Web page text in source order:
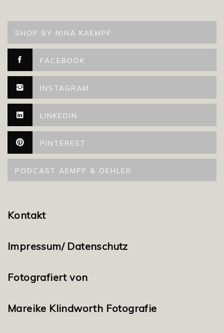
SHOP BY NINA KAEMPF
FACEBOOK
INSTAGRAM
LINKEDIN
PINTEREST
PODCAST AEMPF & OEHLER
Kontakt
Impressum/ Datenschutz
Fotografiert von
Mareike Klindworth Fotografie